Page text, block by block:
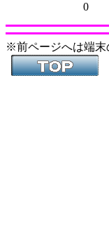
0
※前ページへは端末